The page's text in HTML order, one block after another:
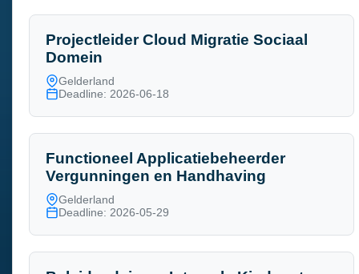
Projectleider Cloud Migratie Sociaal
Domein
Gelderland
Deadline: 2026-06-18
Functioneel Applicatiebeheerder
Vergunningen en Handhaving
Gelderland
Deadline: 2026-05-29